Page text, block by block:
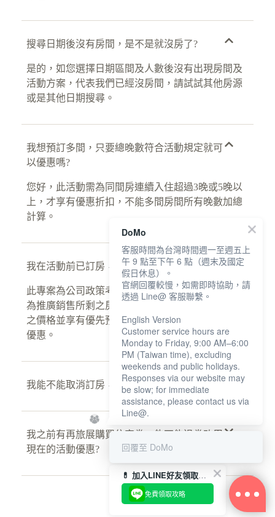
搜尋日期後沒有房間，是不是就沒房了?
是的，如您選擇日期區間及人數後沒有出現房間及
活動方案，代表我們已經沒房間，請試試其他房源
或是其他日期搜尋。
我想預訂多間，只要總晚數符合活動規定就可
以優惠嗎?
您好，此活動需為同間房連續入住超過3晚或5晚以
上，才享有優惠折扣，不能多間房間所有晚數加總
計算。
我在活動前已訂房，能不能用優惠退差額?
此專案為公司政策考量，短時間內開放之活動，僅
為推廣銷售所剩之房源。您原先訂房已為當時優惠
之價格並享有優先預訂房間之權利，故無法使用此
優惠。
我能不能取消訂房，重新使用此優惠預訂?
我之前有再旅展購買住宿券，能不能退券改用
現在的活動優惠?
💊 加入LINE好友領取東京藥妝店攻略
免費領取攻略
DoMo
客服時間為台灣時間週一至週五上
午 9 點至下午 6 點（週末及國定
假日休息）。
官網回覆較慢，如需即時協助，請
透過 Line@ 客服聯繫。
English Version
Customer service hours are
Monday to Friday, 9:00 AM–6:00
PM (Taiwan time), excluding
weekends and public holidays.
Responses via our website may
be slow; for immediate
assistance, please contact us via
Line@.
回覆至 DoMo